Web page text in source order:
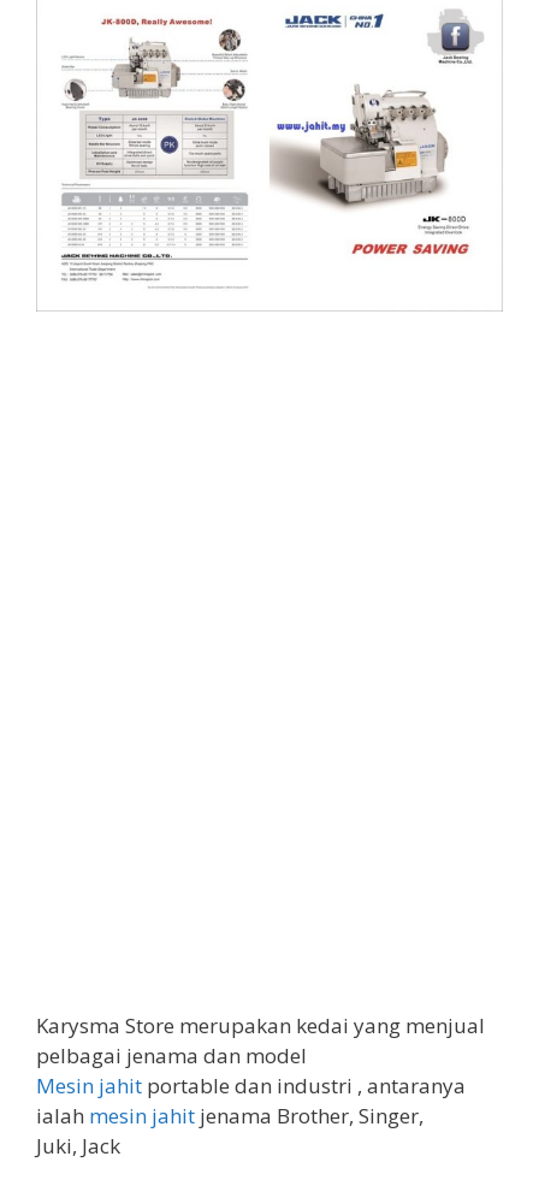
Karysma Store merupakan kedai yang menjual
pelbagai jenama dan model
Mesin jahit portable dan industri , antaranya
ialah mesin jahit jenama Brother, Singer,
Juki, Jack